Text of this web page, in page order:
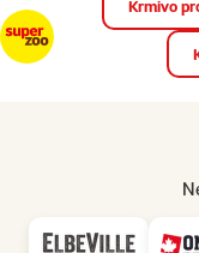
Krmivo
chceme vám